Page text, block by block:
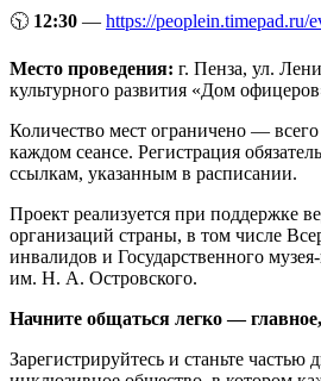
🕥 12:30 — https://peoplein.timepad.ru/
Место проведения: г. Пенза, ул.
культурного развития «Дом
Количество мест ограничено —
каждом сеансе. Регистрация
ссылкам, указанным в расписании.
Проект реализуется при поддержке
организаций страны, в том числе
инвалидов и Государственного
им. Н. А. Островского.
Начните общаться легко —
Зарегистрируйтесь и станьте частью